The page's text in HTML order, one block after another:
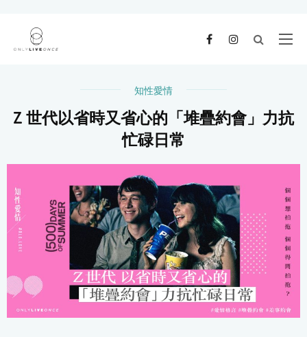
知性愛情
Z 世代以省時又省心的「堆疊約會」力抗
忙碌日常